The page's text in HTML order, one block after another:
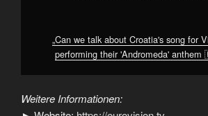
„Can we talk about Croatia's song for
performing their 'Andromeda'
Weitere Informationen: